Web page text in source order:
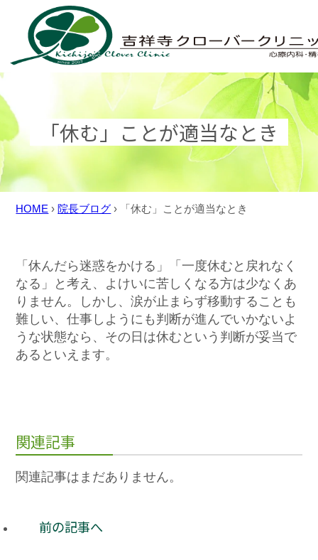
content
「休む」ことが適当なとき
HOME › 院長ブログ › 「休む」ことが適当なとき
「休んだら迷惑をかける」「一度休むと戻れなく
なる」と考え、よけいに苦しくなる方は少なくあ
りません。しかし、涙が止まらず移動することも
難しい、仕事しようにも判断が進んでいかないよ
うな状態なら、その日は休むという判断が妥当で
あるといえます。
関連記事
関連記事はまだありません。
前の記事へ